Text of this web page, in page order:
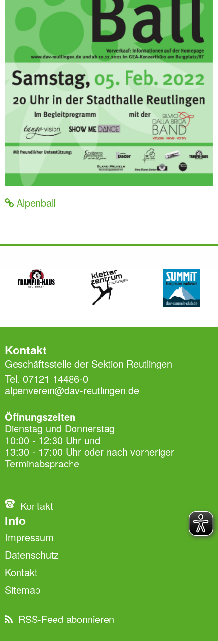
Alpenball
Kontakt
Geschäftsstelle der Sektion Reutlingen
Tel. 07121 14486-0
alpenverein@dav-reutlingen.de
Öffnungszeiten
Dienstag und Donnerstag
10:00 - 12:30 Uhr und
13:30 - 17:00 Uhr oder nach vorheriger
Terminabsprache
Kontakt
Info
Impressum
Datenschutz
Kontakt
Sitemap
RSS-Feed abonnieren